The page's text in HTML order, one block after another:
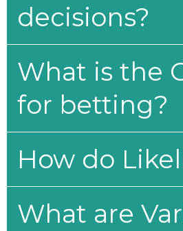
decisions?
What is the
for betting?
How do
What are